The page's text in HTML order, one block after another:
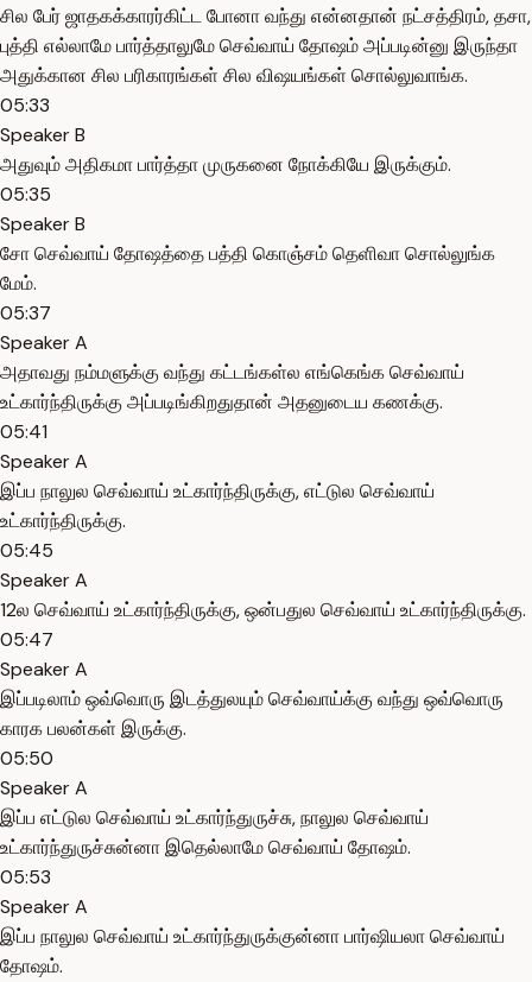
சில பேர் ஜாதகக்காரர்கிட்ட போனா வந்து என்னதான் நட்சத்திரம், தசா,
புத்தி எல்லாமே பார்த்தாலுமே செவ்வாய் தோஷம் அப்படின்னு இருந்தா
அதுக்கான சில பரிகாரங்கள் சில விஷயங்கள் சொல்லுவாங்க.
05:33
Speaker B
அதுவும் அதிகமா பார்த்தா முருகனை நோக்கியே இருக்கும்.
05:35
Speaker B
சோ செவ்வாய் தோஷத்தை பத்தி கொஞ்சம் தெளிவா சொல்லுங்க
மேம்.
05:37
Speaker A
அதாவது நம்மளுக்கு வந்து கட்டங்கள்ல எங்கெங்க செவ்வாய்
உட்கார்ந்திருக்கு அப்படிங்கிறதுதான் அதனுடைய கணக்கு.
05:41
Speaker A
இப்ப நாலுல செவ்வாய் உட்கார்ந்திருக்கு, எட்டுல செவ்வாய்
உட்கார்ந்திருக்கு.
05:45
Speaker A
12ல செவ்வாய் உட்கார்ந்திருக்கு, ஒன்பதுல செவ்வாய் உட்கார்ந்திருக்கு.
05:47
Speaker A
இப்படிலாம் ஒவ்வொரு இடத்துலயும் செவ்வாய்க்கு வந்து ஒவ்வொரு
காரக பலன்கள் இருக்கு.
05:50
Speaker A
இப்ப எட்டுல செவ்வாய் உட்கார்ந்துருச்சு, நாலுல செவ்வாய்
உட்கார்ந்துருச்சுன்னா இதெல்லாமே செவ்வாய் தோஷம்.
05:53
Speaker A
இப்ப நாலுல செவ்வாய் உட்கார்ந்துருக்குன்னா பார்ஷியலா செவ்வாய்
தோஷம்.